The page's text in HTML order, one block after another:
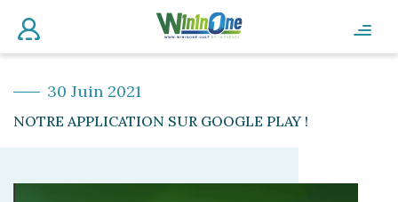
30 Juin 2021
NOTRE APPLICATION SUR GOOGLE PLAY !